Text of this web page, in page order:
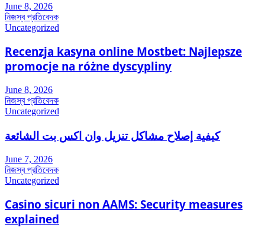
June 8, 2026
নিজস্ব প্রতিবেদক
Uncategorized
Recenzja kasyna online Mostbet: Najlepsze
promocje na różne dyscypliny
June 8, 2026
নিজস্ব প্রতিবেদক
Uncategorized
كيفية إصلاح مشاكل تنزيل وان اكس بت الشائعة
June 7, 2026
নিজস্ব প্রতিবেদক
Uncategorized
Casino sicuri non AAMS: Security measures
explained